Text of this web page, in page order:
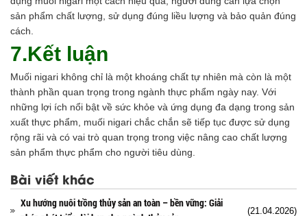
sản phẩm chất lượng, sử dụng đúng liều lượng và bảo quản đúng
cách.
7.Kết luận
Muối nigari không chỉ là một khoáng chất tự nhiên mà còn là một
thành phần quan trọng trong ngành thực phẩm ngày nay. Với
những lợi ích nổi bật về sức khỏe và ứng dụng đa dạng trong sản
xuất thực phẩm, muối nigari chắc chắn sẽ tiếp tục được sử dụng
rộng rãi và có vai trò quan trọng trong việc nâng cao chất lượng
sản phẩm thực phẩm cho người tiêu dùng.
Bài viết khác
Xu hướng nuôi trồng thủy sản an toàn – bền vững: Giải
(21.04.2026)